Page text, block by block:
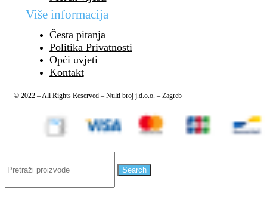
Više informacija
Česta pitanja
Politika Privatnosti
Opći uvjeti
Kontakt
© 2022 – All Rights Reserved – Nulti broj j.d.o.o. – Zagreb
Search